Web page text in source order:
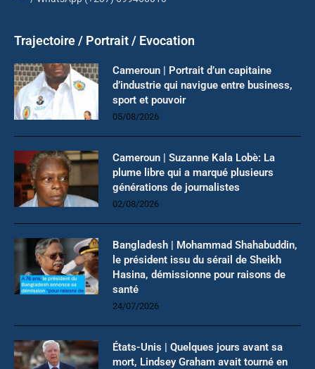
Trajectoire / Portrait / Evocation
Cameroun | Portrait d’un capitaine
d’industrie qui navigue entre business,
sport et pouvoir
05/08/2026
Cameroun | Suzanne Kala Lobè: La
plume libre qui a marqué plusieurs
générations de journalistes
02/08/2026
Bangladesh | Mohammad Shahabuddin,
le président issu du sérail de Sheikh
Hasina, démissionne pour raisons de
santé
24/07/2026
États-Unis | Quelques jours avant sa
mort, Lindsey Graham avait tourné en